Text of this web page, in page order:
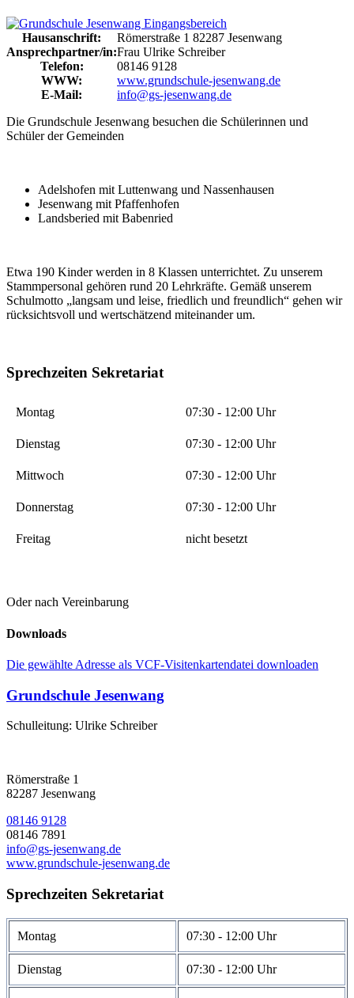
Hausanschrift: Römerstraße 1 82287 Jesenwang
Ansprechpartner/in:Frau Ulrike Schreiber
Telefon:
08146 9128
WWW:
www.grundschule-jesenwang.de
E-Mail:
info@gs-jesenwang.de
Die Grundschule Jesenwang besuchen die Schülerinnen und
Schüler der Gemeinden
Adelshofen mit Luttenwang und Nassenhausen
Jesenwang mit Pfaffenhofen
Landsberied mit Babenried
Etwa 190 Kinder werden in 8 Klassen unterrichtet. Zu unserem
Stammpersonal gehören rund 20 Lehrkräfte. Gemäß unserem
Schulmotto „langsam und leise, friedlich und freundlich“ gehen wir
rücksichtsvoll und wertschätzend miteinander um.
Sprechzeiten Sekretariat
Montag 07:30 - 12:00 Uhr
Dienstag 07:30 - 12:00 Uhr
Mittwoch 07:30 - 12:00 Uhr
Donnerstag 07:30 - 12:00 Uhr
Freitag nicht besetzt
Oder nach Vereinbarung
Downloads
Die gewählte Adresse als VCF-Visitenkartendatei downloaden
Grundschule Jesenwang
Schulleitung: Ulrike Schreiber
Römerstraße 1
82287 Jesenwang
08146 9128
08146 7891
info@gs-jesenwang.de
www.grundschule-jesenwang.de
Sprechzeiten Sekretariat
Montag 07:30 - 12:00 Uhr
Dienstag 07:30 - 12:00 Uhr